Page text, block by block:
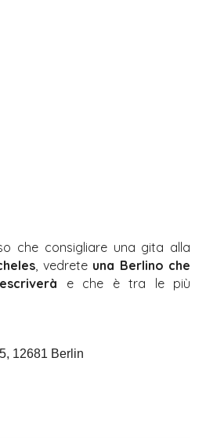
che consigliare una gita alla
, vedrete una Berlino che
e che è tra le più
12681 Berlin